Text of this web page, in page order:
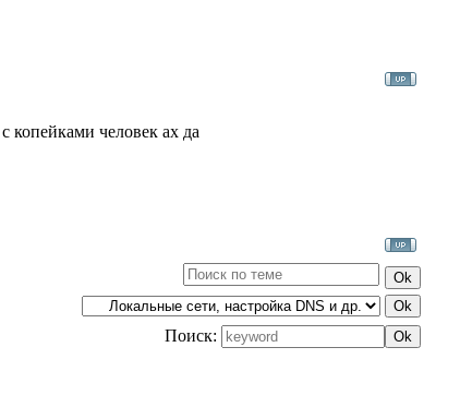
копейками человек ах да
Поиск: